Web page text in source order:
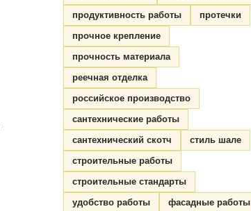
продуктивность работы
протечки
прочное крепление
прочность материала
реечная отделка
российское производство
сантехнические работы
сантехнический скотч
стиль шале
строительные работы
строительные стандарты
удобство работы
фасадные работы